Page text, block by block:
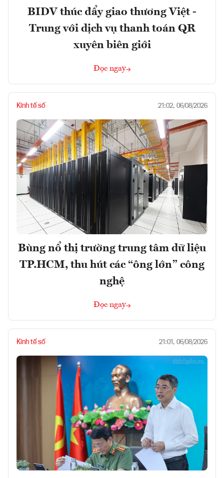
BIDV thúc đẩy giao thương Việt -
Trung với dịch vụ thanh toán QR
xuyên biên giới
Đọc ngay
Kinh tế số 21:02, 06/08/2026
Bùng nổ thị trường trung tâm dữ liệu
TP.HCM, thu hút các “ông lớn” công
nghệ
Đọc ngay
Kinh tế số 21:01, 06/08/2026